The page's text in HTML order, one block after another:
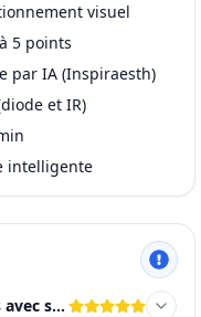
visuel
5 points
par IA (Inspiraesth)
et IR)
intelligente
Excellente machine pour débutants avec sécurité de niveau pro